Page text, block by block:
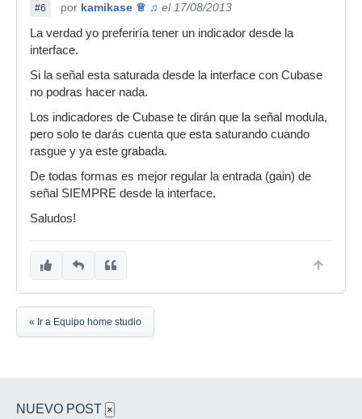
#6 por kamikase ♕ ♫ el 17/08/2013
La verdad yo preferiría tener un indicador desde la
interface.
Si la señal esta saturada desde la interface con Cubase
no podras hacer nada.
Los indicadores de Cubase te dirán que la señal modula,
pero solo te darás cuenta que esta saturando cuando
rasgue y ya este grabada.
De todas formas es mejor regular la entrada (gain) de
señal SIEMPRE desde la interface.
Saludos!
« Ir a Equipo home studio
NUEVO POST ×